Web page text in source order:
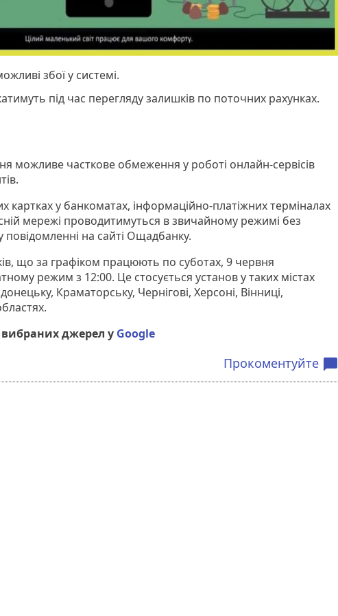
збої у системі.
під час перегляду залишків по поточних рахунках.
можливе часткове обмеження у роботі онлайн-сервісів
картках у банкоматах, інформаційно-платіжних терміналах
мережі проводитимуться в звичайному режимі без
на сайті Ощадбанку.
що за графіком працюють по суботах, 9 червня
режим з 12:00. Це стосується установ у таких містах
Краматорську, Чернігові, Херсоні, Вінниці,
джерел у Google
Прокоментуйте chat_bubble